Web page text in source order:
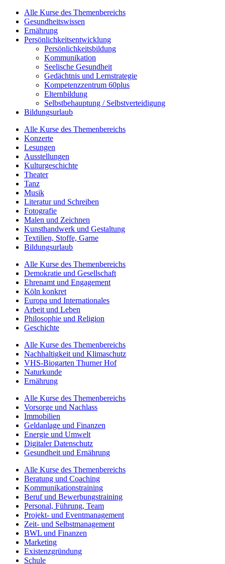
Alle Kurse des Themenbereichs
Gesundheitswissen
Ernährung
Persönlichkeitsentwicklung
Persönlichkeitsbildung
Kommunikation
Seelische Gesundheit
Gedächtnis und Lernstrategie
Kompetenzzentrum 60plus
Elternbildung
Selbstbehauptung / Selbstverteidigung
Bildungsurlaub
Alle Kurse des Themenbereichs
Konzerte
Lesungen
Ausstellungen
Kulturgeschichte
Theater
Tanz
Musik
Literatur und Schreiben
Fotografie
Malen und Zeichnen
Kunsthandwerk und Gestaltung
Textilien, Stoffe, Garne
Bildungsurlaub
Alle Kurse des Themenbereichs
Demokratie und Gesellschaft
Ehrenamt und Engagement
Köln konkret
Europa und Internationales
Arbeit und Leben
Philosophie und Religion
Geschichte
Alle Kurse des Themenbereichs
Nachhaltigkeit und Klimaschutz
VHS-Biogarten Thurner Hof
Naturkunde
Ernährung
Alle Kurse des Themenbereichs
Vorsorge und Nachlass
Immobilien
Geldanlage und Finanzen
Energie und Umwelt
Digitaler Datenschutz
Gesundheit und Ernährung
Alle Kurse des Themenbereichs
Beratung und Coaching
Kommunikationstraining
Beruf und Bewerbungstraining
Personal, Führung, Team
Projekt- und Eventmanagement
Zeit- und Selbstmanagement
BWL und Finanzen
Marketing
Existenzgründung
Schule